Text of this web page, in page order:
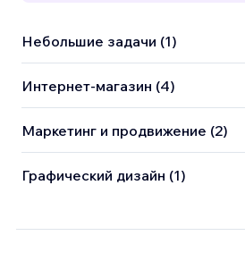
Небольшие задачи (1)
Интернет-магазин (4)
Маркетинг и продвижение (2)
Графический дизайн (1)